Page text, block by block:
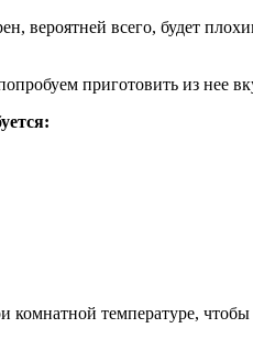
вероятней всего, будет
приготовить из
температуре,